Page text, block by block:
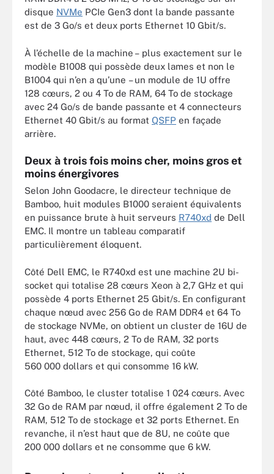
disque NVMe PCIe Gen3 dont la bande passante
est de 3 Go/s et deux ports Ethernet 10 Gbit/s.
À l’échelle de la machine – plus exactement sur le
modèle B1008 qui possède deux lames et non le
B1004 qui n’en a qu’une – un module de 1U offre
128 cœurs, 2 ou 4 To de RAM, 64 To de stockage
avec 24 Go/s de bande passante et 4 connecteurs
Ethernet 40 Gbit/s au format QSFP en façade
arrière.
Deux à trois fois moins cher, moins gros et
moins énergivores
Selon John Goodacre, le directeur technique de
Bamboo, huit modules B1000 seraient équivalents
en puissance brute à huit serveurs R740xd de Dell
EMC. Il montre un tableau comparatif
particulièrement éloquent.
Côté Dell EMC, le R740xd est une machine 2U bi-
socket qui totalise 28 cœurs Xeon à 2,7 GHz et qui
possède 4 ports Ethernet 25 Gbit/s. En configurant
chaque nœud avec 256 Go de RAM DDR4 et 64 To
de stockage NVMe, on obtient un cluster de 16U de
haut, avec 448 cœurs, 2 To de RAM, 32 ports
Ethernet, 512 To de stockage, qui coûte
560 000 dollars et qui consomme 16 kW.
Côté Bamboo, le cluster totalise 1 024 cœurs. Avec
32 Go de RAM par nœud, il offre également 2 To de
RAM, 512 To de stockage et 32 ports Ethernet. En
revanche, il n’est haut que de 8U, ne coûte que
200 000 dollars et ne consomme que 6 kW.